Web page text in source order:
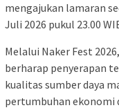
mengajukan lamaran
Juli 2026 pukul 23.00
Melalui Naker Fest
berharap penyerapan
kualitas sumber daya
pertumbuhan ekonomi